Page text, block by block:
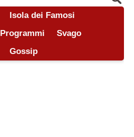
Isola dei Famosi
Programmi
Svago
Gossip